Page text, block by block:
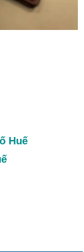
Huế